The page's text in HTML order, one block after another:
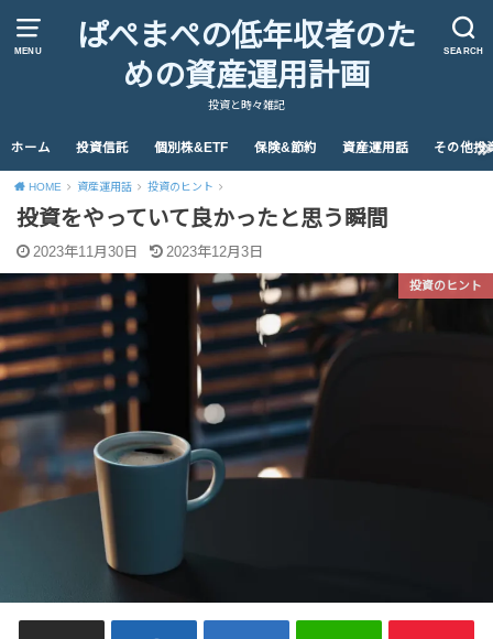
MENU SEARCH
ぱぺまぺの低年収者のた
めの資産運用計画
投資と時々雑記
ホーム 投資信託 個別株&ETF 保険&節約 資産運用話 その他投
HOME 資産運用話 投資のヒント
投資をやっていて良かったと思う瞬間
2023年11月30日 2023年12月3日
投資のヒント